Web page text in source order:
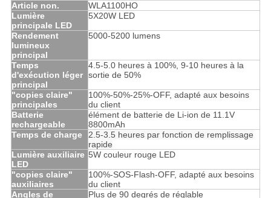
Article non.
WLA1100HO
Lumière
principale LED
5X20W LED
Rendement
lumineux
principal
5000-5200 lumens
Temps
d'exécution léger
principal
4.5-5.0 heures à 100%, 9-10 heures à la
sortie de 50%
"copies claire"
principales
100%-50%-25%-OFF, adapté aux besoins
du client
Batterie
rechargeable
élément de batterie de Li-ion de 11.1V
8800mAh
Temps de charge
2.5-3.5 heures par fonction de remplissage
rapide
Lumière auxiliaire
LED
5W couleur rouge LED
"copies claire"
auxiliaires
100%-SOS-Flash-OFF, adapté aux besoins
du client
Angles de
Plus de 90 degrés de réglable